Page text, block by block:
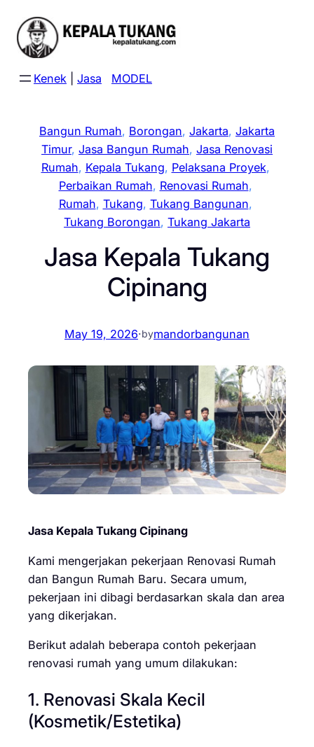
content
Kenek Jasa MODEL
Bangun Rumah, Borongan, Jakarta, Jakarta
Timur, Jasa Bangun Rumah, Jasa Renovasi
Rumah, Kepala Tukang, Pelaksana Proyek
Perbaikan Rumah, Renovasi Rumah
Rumah, Tukang, Tukang Bangunan
Tukang Borongan, Tukang Jakarta
Jasa Kepala Tukang
Cipinang
May 19, 2026·bymandorbangunan
Jasa Kepala Tukang Cipinang
Kami mengerjakan pekerjaan Renovasi Rumah
dan Bangun Rumah Baru. Secara umum,
pekerjaan ini dibagi berdasarkan skala dan area
yang dikerjakan.
Berikut adalah beberapa contoh pekerjaan
renovasi rumah yang umum dilakukan:
1. Renovasi Skala Kecil
(Kosmetik/Estetika)